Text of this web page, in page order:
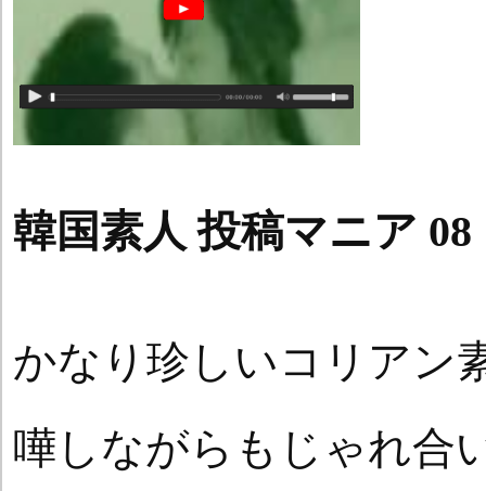
韓国素人 投稿マニア 08
かなり珍しいコリアン
嘩しながらもじゃれ合